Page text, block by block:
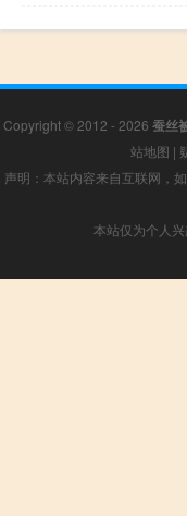
Copyright © 2012 - 2026 蚕丝
站地图 |
声明：本站内容来自互联网，
本站仅为个人